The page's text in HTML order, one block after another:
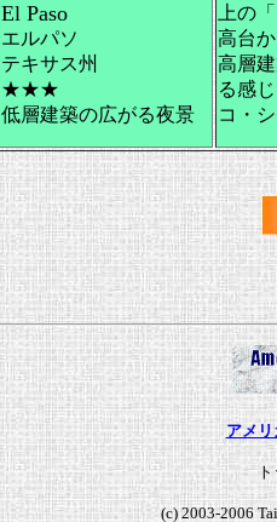
El Paso
エルパソ
テキサス州
★★★
低層建築の広がる夜景
上の
高台
高層
る感
コ・
アメ
ト
(c) 2003-2006